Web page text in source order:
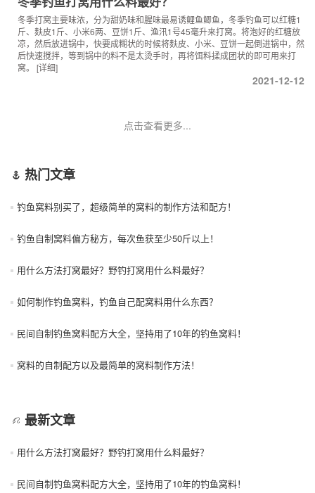
冬季打窝主要味浓，分为甜奶味和腥味最易诱鲤鱼鲫鱼，冬季钓鱼可以红糖1
斤、麸皮1斤、小米6两、豆饼1斤、渔汛1号45毫升来打窝。将泡好的红糖放
凉，然后放进锅中，快要成糊状的时候将麸皮、小米、豆饼一起倒进锅中，然
后快速搅拌，等到锅中的料不是太烫手时，再将饵料揉成团状的即可用来打
窝。 [详细]
2021-12-12
点击查看更多...
热门文章
钓鱼窝料别买了，超级简单的窝料的制作方法和配方！
钓鱼自制窝料偏方秘方，每次鱼获至少50斤以上！
用什么方法打窝最好？野钓打窝用什么料最好？
如何制作钓鱼窝料，钓鱼自己配窝料用什么东西？
民间自制钓鱼窝料配方大全，坚持用了10年的钓鱼窝料！
窝料的自制配方以及最简单的窝料制作方法！
最新文章
用什么方法打窝最好？野钓打窝用什么料最好？
民间自制钓鱼窝料配方大全，坚持用了10年的钓鱼窝料！